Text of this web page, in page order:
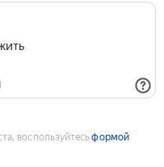
воспользуйтесьформой